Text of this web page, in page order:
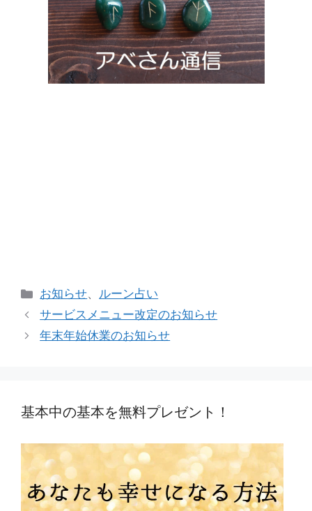
カ
テ
リ
お知らせ、 ルーン占い
サービスメニュー改定のお知らせ
年末年始休業のお知らせ
基本中の基本を無料プレゼント！